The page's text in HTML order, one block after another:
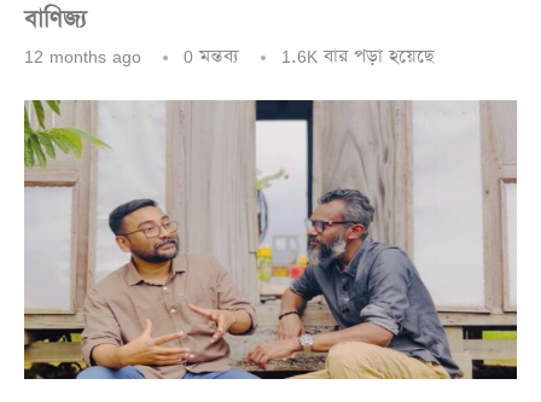
বাণিজ্য
12 months ago 0 মন্তব্য 1.6Kবার পড়া হয়েছে